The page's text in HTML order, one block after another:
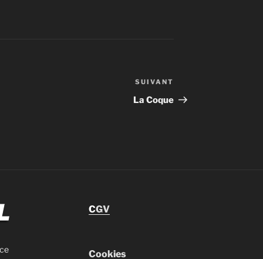
SUIVANT
La Coque
CGV
Cookies